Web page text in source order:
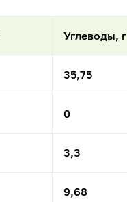
Углеводы, г
35,75
0
3,3
9,68